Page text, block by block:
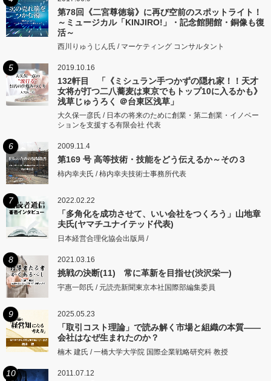
第78回《二宮尊徳翁》に再び空前のスポットライト！
～ミュージカル「KINJIRO!」・記念館開館・銅像も復
活～
西川りゅうじん氏 / マーケティング コンサルタント
5 2019.10.16
132軒目 「《ミシュラン手つかずの隠れ家！！天才
女将が打つ二八蕎麦は東京でもトップ10に入るかも》
浅草じゅうろく ＠台東区浅草」
大久保一彦氏 / 日本の将来のために創業・第二創業・イノベー
ションを支援する有限会社 代表
6 2009.11.4
第169 号 高等技術・技能をどう伝えるか～その３
柿内幸夫氏 / 柿内幸夫技術士事務所代表
7 2022.02.22
「多角化を成功させて、いい会社をつくろう」山地章
夫氏(ヤマチユナイテッド代表)
日本経営合理化協会出版局 /
8 2021.03.16
挑戦の決断(11) 常に革新を目指せ(渋沢栄一)
宇惠一郎氏 / 元読売新聞東京本社国際部編集委員
9 2025.05.23
「取引コスト理論」で読み解く市場と組織の本質――
会社はなぜ生まれたのか？
楠木 建氏 / 一橋大学大学院 国際企業戦略研究科 教授
10 2011.07.12